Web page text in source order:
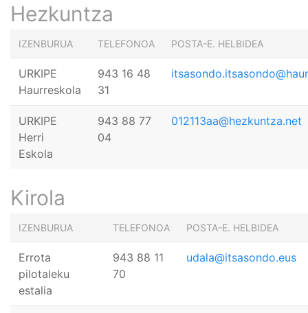
Hezkuntza
IZENBURUA TELEFONOA POSTA-E. HELBIDEA
URKIPE
Haurreskola
943 16 48
31
URKIPE
Herri
Eskola
943 88 77
04
012113aa@hezkuntza.net
Kirola
IZENBURUA TELEFONOA POSTA-E. HELBIDEA
Errota
pilotaleku
estalia
943 88 11
70
udala@itsasondo.eus